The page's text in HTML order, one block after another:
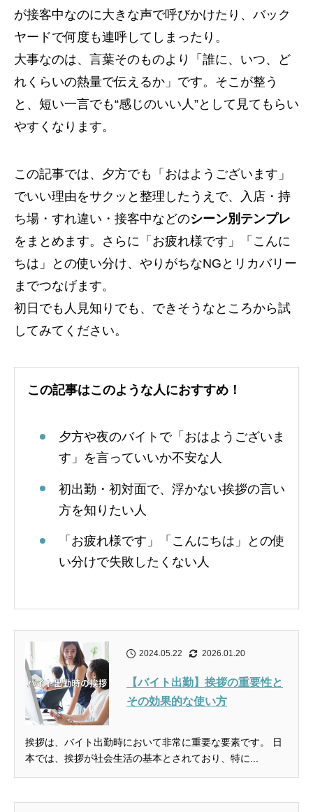
が接客中なのに大きな声で呼びかけたり、バック
ヤードで何度も連呼してしまったり。
大事なのは、言葉そのものより「誰に、いつ、ど
れくらいの熱量で伝えるか」です。そこが整う
と、短い一言でも“感じのいい人”として見てもらい
やすくなります。
この記事では、夕方でも「おはようございます」
でいい理由をサクッと整理したうえで、入店・持
ち場・すれ違い・接客中などのシーン別テンプレ
をまとめます。さらに「お疲れ様です」「こんに
ちは」との使い分け、やりがちなNGとリカバリー
までつなげます。
初日でも人見知りでも、できそうなところから試
してみてください。
この記事はこのような人におすすめ！
夕方や夜のバイトで「おはようございま
す」を言っていいか不安な人
初出勤・初対面で、浮かない挨拶の言い
方を知りたい人
「お疲れ様です」「こんにちは」との使
い分けで失敗したくない人
2024.05.22 2026.01.20
【バイト出勤】挨拶の重要性と
その効果的な使い方
挨拶は、バイト出勤時において非常に重要な要素です。 日
本では、挨拶が社会生活の基本とされており、特に...